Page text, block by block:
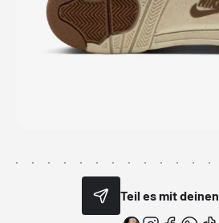
Teil es mit